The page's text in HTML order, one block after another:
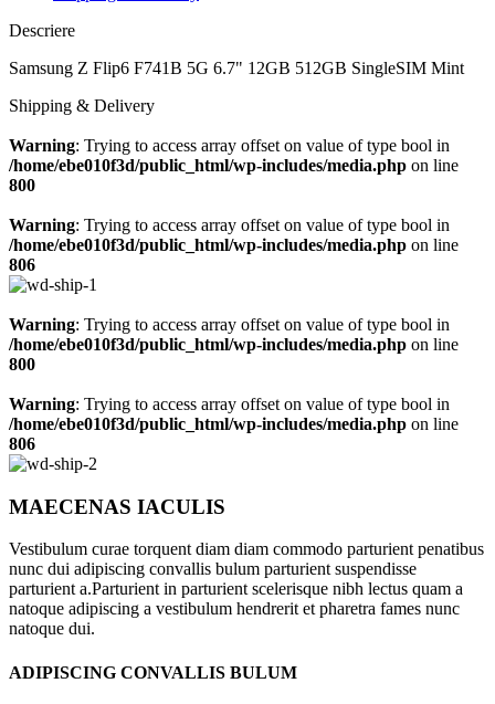
Descriere
Samsung Z Flip6 F741B 5G 6.7" 12GB 512GB SingleSIM Mint
Shipping & Delivery
Warning: Trying to access array offset on value of type bool in
/home/ebe010f3d/public_html/wp-includes/media.php on line
800
Warning: Trying to access array offset on value of type bool in
/home/ebe010f3d/public_html/wp-includes/media.php on line
806
Warning: Trying to access array offset on value of type bool in
/home/ebe010f3d/public_html/wp-includes/media.php on line
800
Warning: Trying to access array offset on value of type bool in
/home/ebe010f3d/public_html/wp-includes/media.php on line
806
MAECENAS IACULIS
Vestibulum curae torquent diam diam commodo parturient penatibus
nunc dui adipiscing convallis bulum parturient suspendisse
parturient a.Parturient in parturient scelerisque nibh lectus quam a
natoque adipiscing a vestibulum hendrerit et pharetra fames nunc
natoque dui.
ADIPISCING CONVALLIS BULUM